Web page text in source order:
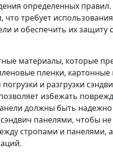
определенных
требует
и обеспечить их
материалы, которые
пленки,
погрузки и разгрузки
избежать
должны быть
панелями, чтобы
стропами и панелями,